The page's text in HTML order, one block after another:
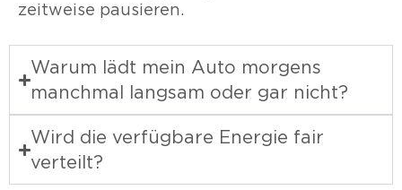
zeitweise pausieren.
Warum lädt mein Auto morgens
manchmal langsam oder gar nicht?
Wird die verfügbare Energie fair
verteilt?